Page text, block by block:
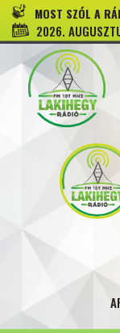
MOST SZÓL A
2026.